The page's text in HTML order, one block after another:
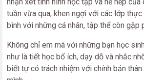
tuần vừa qua, khen ngợi với các lớp thực
bình với những cá nhân, tập thể còn gặp
Không chỉ em mà với những bạn học
như là tiết học bổ ích, dạy dỗ và nhắc
biết tự có trách nhiệm với chính bản